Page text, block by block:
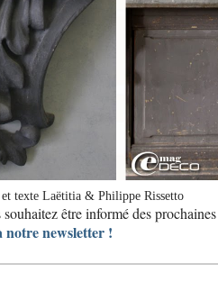
texte Laëtitia & Philippe Rissetto
être informé des
notre newsletter !